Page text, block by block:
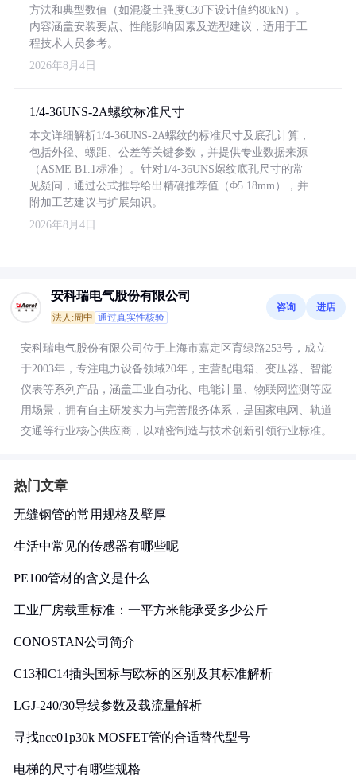
方法和典型数值（如混凝土强度C30下设计值约80kN）。
内容涵盖安装要点、性能影响因素及选型建议，适用于工
程技术人员参考。
2026年8月4日
1/4-36UNS-2A螺纹标准尺寸
本文详细解析1/4-36UNS-2A螺纹的标准尺寸及底孔计算，
包括外径、螺距、公差等关键参数，并提供专业数据来源
（ASME B1.1标准）。针对1/4-36UNS螺纹底孔尺寸的常
见疑问，通过公式推导给出精确推荐值（Φ5.18mm），并
附加工艺建议与扩展知识。
2026年8月4日
安科瑞电气股份有限公司
法人:周中 通过真实性核验
咨询 进店
安科瑞电气股份有限公司位于上海市嘉定区育绿路253号，成立
于2003年，专注电力设备领域20年，主营配电箱、变压器、智能
仪表等系列产品，涵盖工业自动化、电能计量、物联网监测等应
用场景，拥有自主研发实力与完善服务体系，是国家电网、轨道
交通等行业核心供应商，以精密制造与技术创新引领行业标准。
热门文章
无缝钢管的常用规格及壁厚
生活中常见的传感器有哪些呢
PE100管材的含义是什么
工业厂房载重标准：一平方米能承受多少公斤
CONOSTAN公司简介
C13和C14插头国标与欧标的区别及其标准解析
LGJ-240/30导线参数及载流量解析
寻找nce01p30k MOSFET管的合适替代型号
电梯的尺寸有哪些规格